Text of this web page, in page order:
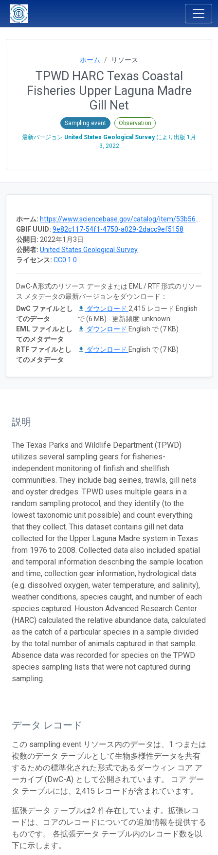
ホーム リソース
TPWD HARC Texas Coastal
Fisheries Upper Laguna Madre
Gill Net
Sampling event Observation
最新バージョン United States Geological Surveyにより出版 1月
3, 2022
ホーム: https://www.sciencebase.gov/catalog/item/53b56f61e4b06887e2a1bbc7
GBIF UUID: 9e82c117-54f1-4750-a029-2dacc9ef5158
公開日: 2022年1月3日
公開者: United States Geological Survey
ライセンス: CC0 1.0
DwC-A形式のリソース データまたは EML / RTF 形式のリソー
ス メタデータの最新バージョンをダウンロード：
DwC ファイルとし
てのデータ
ダウンロード 2,415 レコード English
で (6 MB) - 更新頻度: unknown
EML ファイルとし
てのメタデータ
ダウンロード English で (7 KB)
RTF ファイルとし
てのメタデータ
ダウンロード English で (7 KB)
説明
The Texas Parks and Wildlife Department (TPWD)
utilizes several sampling gears for fisheries-
independent monitoring of finfish and shellfish
communities. They include bag seines, trawls, gill nets
and oyster dredges. TPWD uses multiple gears in a
random sampling protocol, and they identify (to the
lowest taxonomic unit possible) and count everything
that they collect. This dataset contains gill net data
collected for the Upper Laguna Madre system in Texas
from 1976 to 2008. Collected data also included spatial
and temporal information describing the sample location
and time, collection gear information, hydrological data
(e.g. dissolved oxygen, water temperature, and salinity),
weather conditions, species caught, and number of each
species captured. Houston Advanced Research Center
(HARC) calculated the relative abundance data, calculated
as the catch of a particular species in a sample divided
by the total number of animals captured in that sample.
Absence data was recorded for species on the TPWD
species sampling lists that were not captured during
sampling.
データ レコード
この sampling event リソース内のデータは、1 つまたは
複数のデータ テーブルとして生物多様性データを共有
するための標準化された形式であるダーウィン コア ア
ーカイブ (DwC-A) として公開されています。 コア デー
タ テーブルには、2,415 レコードが含まれています。
拡張データ テーブルは2 件存在しています。拡張レコ
ードは、コアのレコードについての追加情報を提供する
ものです。 各拡張データ テーブル内のレコード数を以
下に示します。